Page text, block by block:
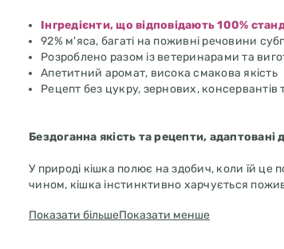
Інгредієнти, що відповідають 100%
92% м'яса, багаті на поживні речовини
Розроблено разом із ветеринарами та
Апетитний аромат, висока смакова якість
Рецепт без цукру, зернових, консервантів
Бездоганна якість та рецепти, адаптовані
У природі кішка полює на здобич, коли їй це
чином, кішка інстинктивно харчується
кормом для котів, всі інгредієнти якого на
Показати більшеПоказати менше